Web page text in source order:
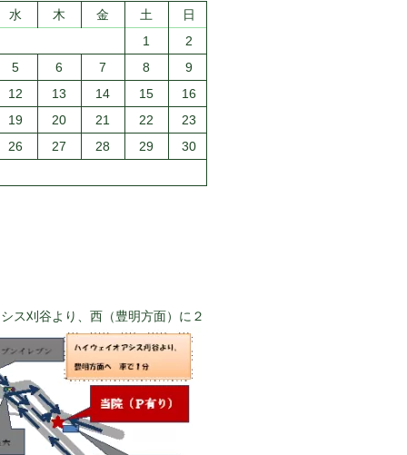
水
木 金 土
日
1
2
5
6 7 8
9
12
13 14 15
16
19
20 21 22
23
26
27 28 29 30
ス刈谷より、西（豊明方面）に２